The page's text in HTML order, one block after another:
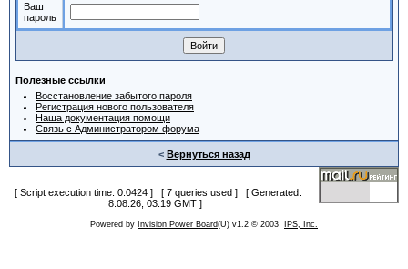
Ваш
пароль
Полезные ссылки
Восстановление забытого пароля
Регистрация нового пользователя
Наша документация помощи
Связь с Администратором форума
< Вернуться назад
[ Script execution time: 0.0424 ] [ 7 queries used ] [ Generated:
8.08.26, 03:19 GMT ]
Powered by Invision Power Board(U) v1.2 © 2003 IPS, Inc.